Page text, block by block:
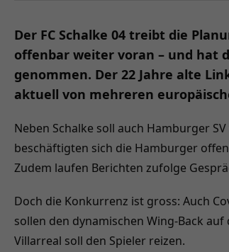
Der FC Schalke 04 treibt die
offenbar weiter voran – und hat
genommen. Der 22 Jahre alte
aktuell von mehreren
Neben Schalke soll auch Hamburger
beschäftigten sich die Hamburger
Zudem laufen Berichten zufolge
Doch die Konkurrenz ist gross: Auch
sollen den dynamischen Wing-Back
Villarreal soll den Spieler reizen.